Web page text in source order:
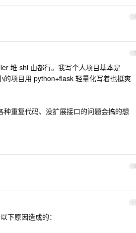
14
15
堆 shi 山都行。我写个人项目基本是
项目用 python+flask 轻量化写着也挺爽
重复代码、没扩展接口的问题会搞的想
16
17
下原因造成的：